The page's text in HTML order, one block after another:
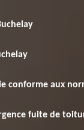
conforme aux
fuite de